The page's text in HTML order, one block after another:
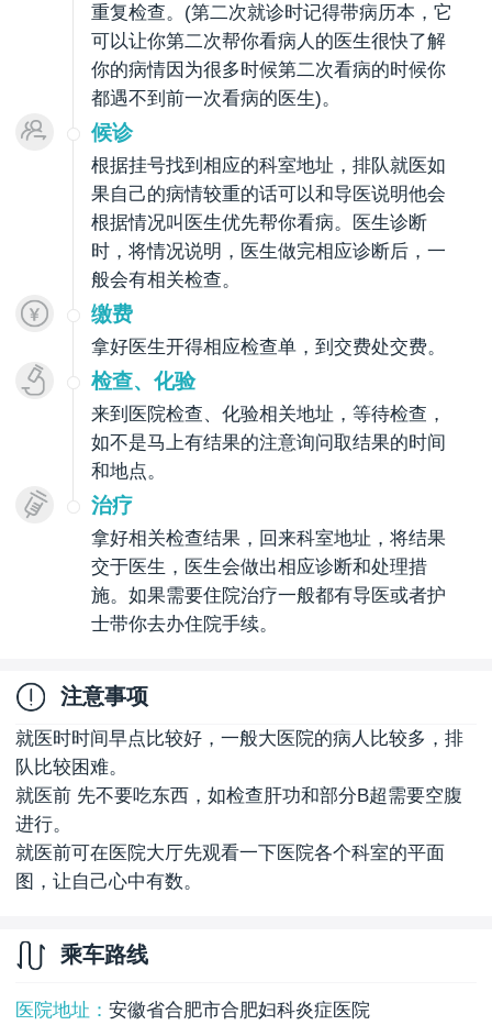
重复检查。(第二次就诊时记得带病历本，它
可以让你第二次帮你看病人的医生很快了解
你的病情因为很多时候第二次看病的时候你
都遇不到前一次看病的医生)。
候诊
根据挂号找到相应的科室地址，排队就医如
果自己的病情较重的话可以和导医说明他会
根据情况叫医生优先帮你看病。医生诊断
时，将情况说明，医生做完相应诊断后，一
般会有相关检查。
缴费
拿好医生开得相应检查单，到交费处交费。
检查、化验
来到医院检查、化验相关地址，等待检查，
如不是马上有结果的注意询问取结果的时间
和地点。
治疗
拿好相关检查结果，回来科室地址，将结果
交于医生，医生会做出相应诊断和处理措
施。如果需要住院治疗一般都有导医或者护
士带你去办住院手续。
注意事项
就医时时间早点比较好，一般大医院的病人比较多，排
队比较困难。
就医前 先不要吃东西，如检查肝功和部分B超需要空腹
进行。
就医前可在医院大厅先观看一下医院各个科室的平面
图，让自己心中有数。
乘车路线
医院地址：安徽省合肥市合肥妇科炎症医院